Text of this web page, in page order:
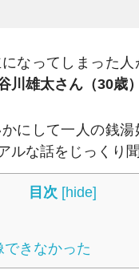
なってしまった人
川雄太さん（30歳）
にして一人の銭湯
な話をじっくり聞
目次 [hide]
きなかった